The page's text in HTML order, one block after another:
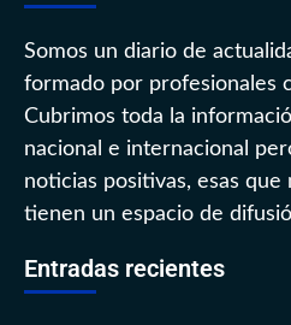
Somos un diario de
formado por profesionales
Cubrimos toda la
nacional e internacional
noticias positivas, esas que
tienen un espacio de
Entradas recientes